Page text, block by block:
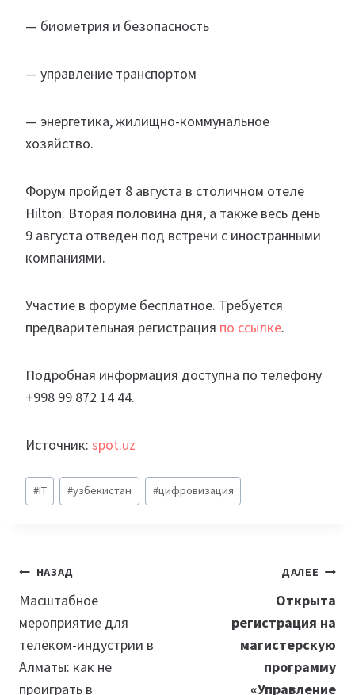
— биометрия и безопасность
— управление транспортом
— энергетика, жилищно-коммунальное
хозяйство.
Форум пройдет 8 августа в столичном отеле
Hilton. Вторая половина дня, а также весь день
9 августа отведен под встречи с иностранными
компаниями.
Участие в форуме бесплатное. Требуется
предварительная регистрация по ссылке.
Подробная информация доступна по телефону
+998 99 872 14 44.
Источник: spot.uz
Метки
записи:
#IT #узбекистан #цифровизация
Навигация
по
записям
НАЗАД
Масштабное
мероприятие для
телеком-индустрии в
Алматы: как не
проиграть в
ДАЛЕЕ
Открыта
регистрация на
магистерскую
программу
«Управление